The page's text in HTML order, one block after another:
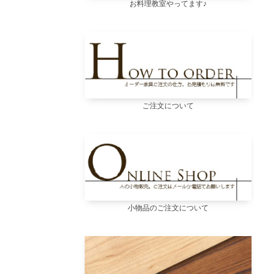
お料理教室やってます♪
ご注文について
小物品のご注文について